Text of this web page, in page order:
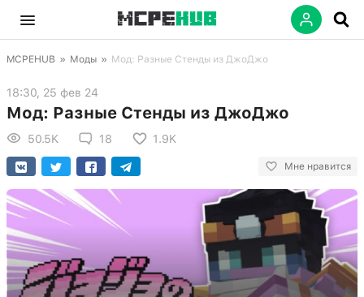
MCPEHUB » Моды » Мод: Разные Стенды из ДжоДжо
18:30, 25 фев 24
Мод: Разные Стенды из ДжоДжо
50.5K 18 1.9K
Мне нравится